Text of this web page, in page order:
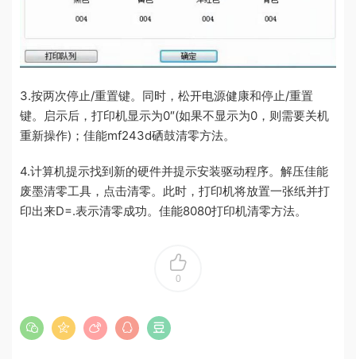
3.按两次停止/重置键。同时，松开电源健康和停止/重置
键。启示后，打印机显示为0″(如果不显示为0，则需要关机
重新操作)；佳能mf243d硒鼓清零方法。
4.计算机提示找到新的硬件并提示安装驱动程序。解压佳能
废墨清零工具，点击清零。此时，打印机将放置一张纸并打
印出来D=.表示清零成功。佳能8080打印机清零方法。
0